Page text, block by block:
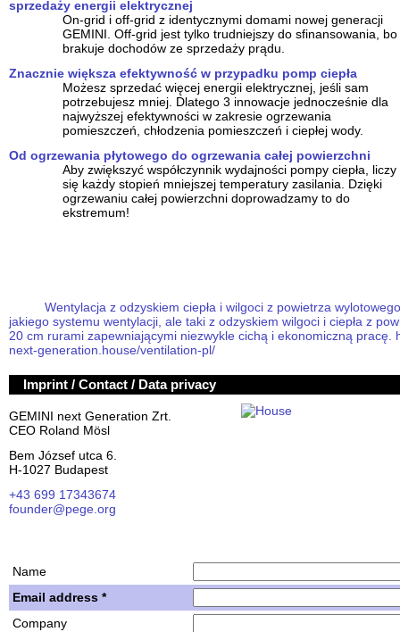
sprzedaży energii elektrycznej
On-grid i off-grid z identycznymi domami nowej generacji
GEMINI. Off-grid jest tylko trudniejszy do sfinansowania, bo
brakuje dochodów ze sprzedaży prądu.
Znacznie większa efektywność w przypadku pomp ciepła
Możesz sprzedać więcej energii elektrycznej, jeśli sam
potrzebujesz mniej. Dlatego 3 innowacje jednocześnie dla
najwyższej efektywności w zakresie ogrzewania
pomieszczeń, chłodzenia pomieszczeń i ciepłej wody.
Od ogrzewania płytowego do ogrzewania całej powierzchni
Aby zwiększyć współczynnik wydajności pompy ciepła, liczy
się każdy stopień mniejszej temperatury zasilania. Dzięki
ogrzewaniu całej powierzchni doprowadzamy to do
ekstremum!
Wentylacja z odzyskiem ciepła i wilgoci z powietrza
jakiego systemu wentylacji, ale taki z odzyskiem wilgoci i ciepła z
20 cm rurami zapewniającymi niezwykle cichą i ekonomiczną pracę.
next-generation.house/ventilation-pl/
Imprint / Contact / Data privacy
GEMINI next Generation Zrt.
CEO Roland Mösl
Bem József utca 6.
H-1027 Budapest
+43 699 17343674
founder@pege.org
Name
Email address *
Company